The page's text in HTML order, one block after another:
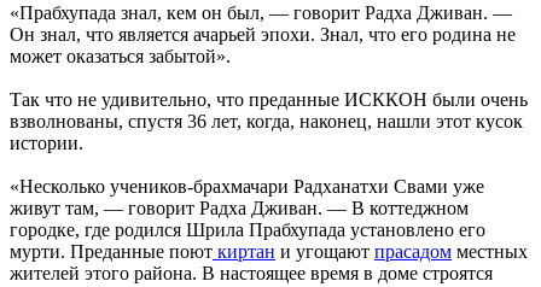
«Прабхупада знал, кем он был, — говорит Радха Дживан. —
Он знал, что является ачарьей эпохи. Знал, что его родина не
может оказаться забытой».
Так что не удивительно, что преданные ИСККОН были очень
взволнованы, спустя 36 лет, когда, наконец, нашли этот кусок
истории.
«Несколько учеников-брахмачари Радханатхи Свами уже
живут там, — говорит Радха Дживан. — В коттеджном
городке, где родился Шрила Прабхупада установлено его
мурти. Преданные поют киртан и угощают прасадом местных
жителей этого района. В настоящее время в доме строятся